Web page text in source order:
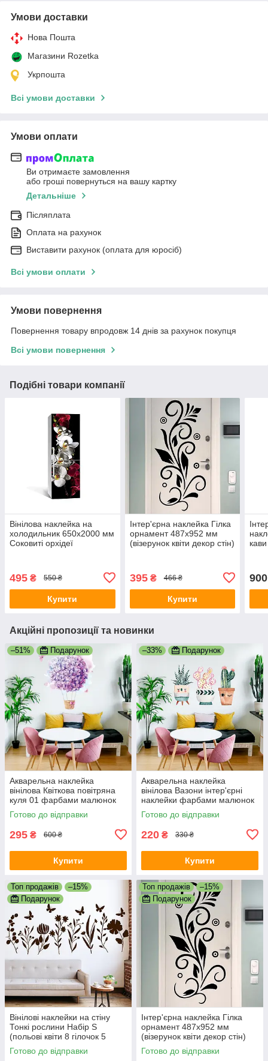
Умови доставки
Нова Пошта
Магазини Rozetka
Укрпошта
Всі умови доставки
Умови оплати
Ви отримаєте замовлення
або гроші повернуться на вашу картку
Детальніше
Післяплата
Оплата на рахунок
Виставити рахунок (оплата для юросіб)
Всі умови оплати
Умови повернення
Повернення товару впродовж 14 днів за рахунок покупця
Всі умови повернення
Подібні товари компанії
Вінілова наклейка на
холодильник 650х2000 мм
Соковиті орхідеї
495 ₴ 550 ₴
Купити
Інтер'єрна наклейка Гілка
орнамент 487х952 мм
(візерунок квіти декор стін)
395₴ 466 ₴
Купити
900
Акційні пропозиції та новинки
–51% Подарунок
Акварельна наклейка
вінілова Квіткова повітряна
куля 01 фарбами малюнок
ПВХ 550х680мм матова
Готово до відправки
295 ₴ 600 ₴
Купити
–33% Подарунок
Акварельна наклейка
вінілова Вазони інтер'єрні
наклейки фарбами малюнок
ПВХ 540х390мм матова
Готово до відправки
220 ₴ 330 ₴
Купити
Топ продажів
–15%
Подарунок
Вінілові наклейки на стіну
Тонкі рослини Набір S
(польові квіти 8 гілочок 5
метеликів) матова
Коричневий
Готово до відправки
Топ продажів
–15%
Подарунок
Інтер'єрна наклейка Гілка
орнамент 487х952 мм
(візерунок квіти декор стін)
Happy Pocket Чорний
матовий
Готово до відправки